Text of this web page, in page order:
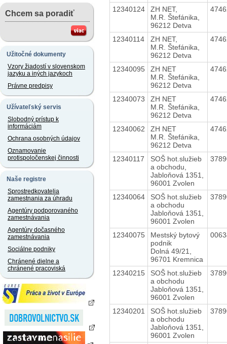
Chcem sa poradiť
Užitočné dokumenty
Vzory žiadostí v slovenskom
jazyku a iných jazykoch
Právne predpisy
Užívateľský servis
Slobodný prístup k
informáciám
Ochrana osobných údajov
Oznamovanie
protispoločenskej činnosti
Naše registre
Sprostredkovatelia
zamestnania za úhradu
Agentúry podporovaného
zamestnávania
Agentúry dočasného
zamestnávania
Sociálne podniky
Chránené dielne a
chránené pracoviská
12340124
ZH NET,
M.R. Štefánika,
96212 Detva
12340114
ZH NET,
M.R. Štefánika,
96212 Detva
12340095
ZH NET
M.R. Štefánika,
96212 Detva
12340073
ZH NET
M.R. Štefánika,
96212 Detva
12340062
ZH NET
M.R. Štefánika,
96212 Detva
12340117
SOŠ hot.služieb
a obchodu,
Jabloňová 1351,
96001 Zvolen
12340064
SOŠ hot.služieb
a obchodu
Jabloňová 1351,
96001 Zvolen
12340075
Mestský bytový
podnik
Dolná 49/21,
96701 Kremnica
12340215
SOŠ hot.služieb
a obchodu
Jabloňová 1351,
96001 Zvolen
12340201
SOŠ hot.služieb
a obchodu
Jabloňová 1351,
96001 Zvolen